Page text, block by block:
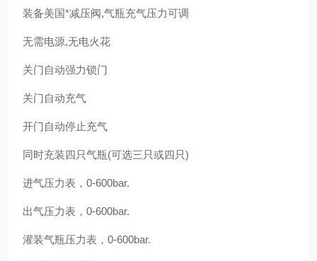
装备美国*减压阀,气瓶充气压力可调
无需电源,无电火花
关门自动强力锁门
关门自动充气
开门自动停止充气
同时充装四只气瓶(可选三只或四只)
进气压力表，0-600bar.
出气压力表，0-600bar.
灌装气瓶压力表，0-600bar.